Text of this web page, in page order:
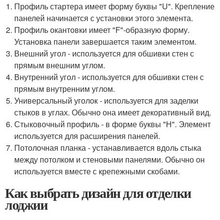
Профиль стартера имеет форму буквы "U". Крепление
панелей начинается с установки этого элемента.
Профиль окантовки имеет "F"-образную форму.
Установка панели завершается таким элементом.
Внешний угол - используется для обшивки стен с
прямым внешним углом.
Внутренний угол - используется для обшивки стен с
прямым внутренним углом.
Универсальный уголок - используется для заделки
стыков в углах. Обычно она имеет декоративный вид.
Стыковочный профиль - в форме буквы "Н". Элемент
используется для расширения панелей.
Потолочная планка - устанавливается вдоль стыка
между потолком и стеновыми панелями. Обычно он
используется вместе с крепежными скобами.
Как выбрать дизайн для отделки
лоджии